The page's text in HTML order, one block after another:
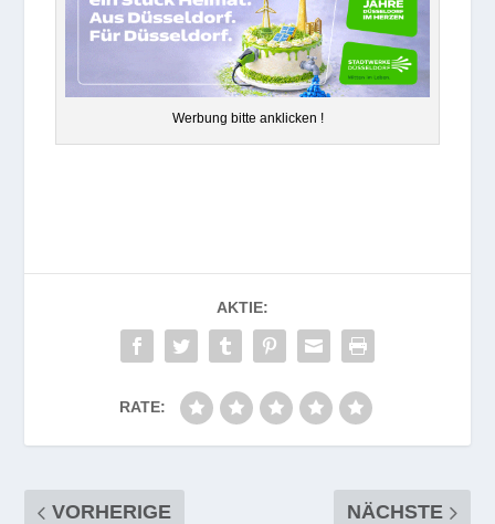
Wer­bung bitte anklicken !
AKTIE:
RATE:
VORHERIGE NÄCHSTE